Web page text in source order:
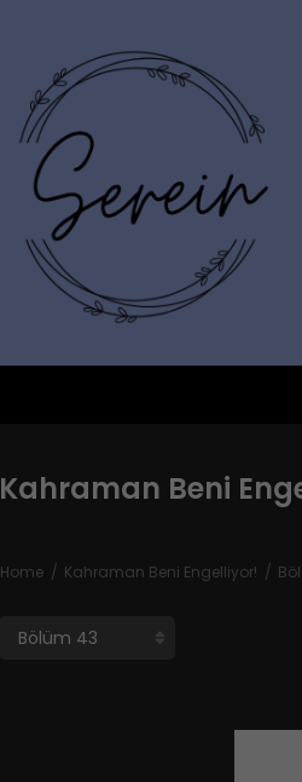
Kahraman Beni
Home Kahraman Beni Engelliyor!